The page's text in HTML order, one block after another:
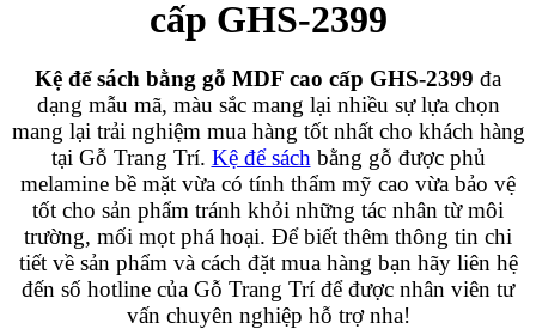
cấp GHS-2399
Kệ để sách bằng gỗ MDF cao cấp GHS-2399 đa
dạng mẫu mã, màu sắc mang lại nhiều sự lựa chọn
mang lại trải nghiệm mua hàng tốt nhất cho khách hàng
tại Gỗ Trang Trí. Kệ để sách bằng gỗ được phủ
melamine bề mặt vừa có tính thẩm mỹ cao vừa bảo vệ
tốt cho sản phẩm tránh khỏi những tác nhân từ môi
trường, mối mọt phá hoại. Để biết thêm thông tin chi
tiết về sản phẩm và cách đặt mua hàng bạn hãy liên hệ
đến số hotline của Gỗ Trang Trí để được nhân viên tư
vấn chuyên nghiệp hỗ trợ nha!